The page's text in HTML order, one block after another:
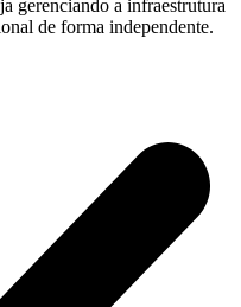
gerenciando a infraestrutura
de forma independente.